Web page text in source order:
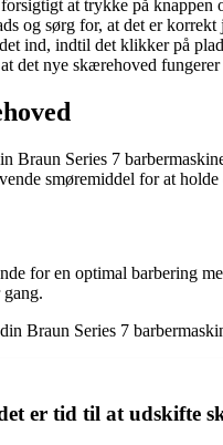
at trykke på
og sørg for, at det er korrekt
ind, indtil det klikker på
det nye skærehoved
Braun Series 7
smøremiddel for at
for en optimal barbering
Braun Series 7
er tid til at udskifte